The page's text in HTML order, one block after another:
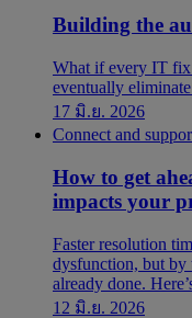
Building the
What if every IT
eventually
17 มิ.ย. 2026
Connect and
How to get
impacts your
Faster resolution
dysfunction, but by
already done.
12 มิ.ย. 2026